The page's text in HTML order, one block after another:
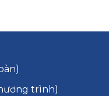
trình)